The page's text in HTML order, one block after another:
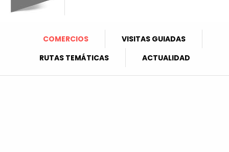
COMERCIOS
VISITAS GUIADAS
RUTAS TEMÁTICAS
ACTUALIDAD